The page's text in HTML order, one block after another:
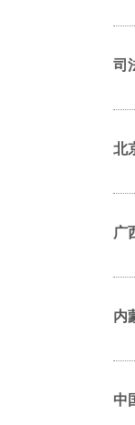
司
北
广
内
中